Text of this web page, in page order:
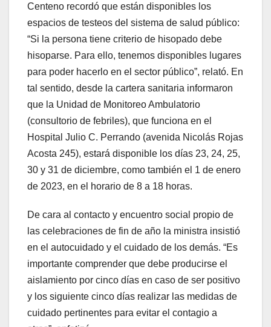
Centeno recordó que están disponibles los
espacios de testeos del sistema de salud público:
“Si la persona tiene criterio de hisopado debe
hisoparse. Para ello, tenemos disponibles lugares
para poder hacerlo en el sector público”, relató. En
tal sentido, desde la cartera sanitaria informaron
que la Unidad de Monitoreo Ambulatorio
(consultorio de febriles), que funciona en el
Hospital Julio C. Perrando (avenida Nicolás Rojas
Acosta 245), estará disponible los días 23, 24, 25,
30 y 31 de diciembre, como también el 1 de enero
de 2023, en el horario de 8 a 18 horas.
De cara al contacto y encuentro social propio de
las celebraciones de fin de año la ministra insistió
en el autocuidado y el cuidado de los demás. “Es
importante comprender que debe producirse el
aislamiento por cinco días en caso de ser positivo
y los siguiente cinco días realizar las medidas de
cuidado pertinentes para evitar el contagio a